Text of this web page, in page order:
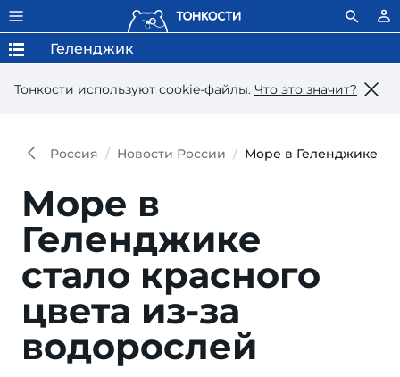
Тонкости используют сookie-файлы. Что это значит?
Геленджик
Россия Новости России Море в Геленджике
Море в
Геленджике
стало красного
цвета из-за
водорослей